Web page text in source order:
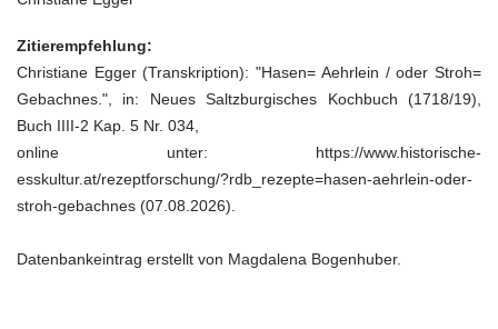
Zitierempfehlung:
Christiane Egger (Transkription): "Hasen= Aehrlein / oder Stroh=
Gebachnes.", in: Neues Saltzburgisches Kochbuch (1718/19),
Buch IIII-2 Kap. 5 Nr. 034,
online unter: https://www.historische-
esskultur.at/rezeptforschung/?rdb_rezepte=hasen-aehrlein-oder-
stroh-gebachnes (07.08.2026).
Datenbankeintrag erstellt von Magdalena Bogenhuber.